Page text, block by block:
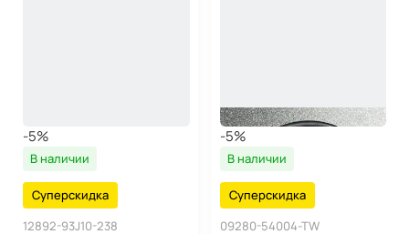
-5%
В наличии
Суперскидка
12892-93J10-238
-5%
В наличии
Суперскидка
09280-54004-TW